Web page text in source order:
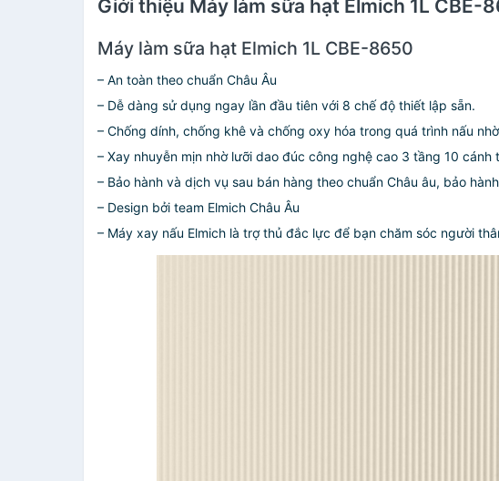
Giới thiệu Máy làm sữa hạt Elmich 1L CBE-
Máy làm sữa hạt Elmich 1L CBE-8650
– An toàn theo chuẩn Châu Âu
– Dễ dàng sử dụng ngay lần đầu tiên với 8 chế độ thiết lập sẵn.
– Chống dính, chống khê và chống oxy hóa trong quá trình nấu
– Xay nhuyễn mịn nhờ lưỡi dao đúc công nghệ cao 3 tầng 10
– Bảo hành và dịch vụ sau bán hàng theo chuẩn Châu âu, bảo
– Design bởi team Elmich Châu Âu
– Máy xay nấu Elmich là trợ thủ đắc lực để bạn chăm sóc người